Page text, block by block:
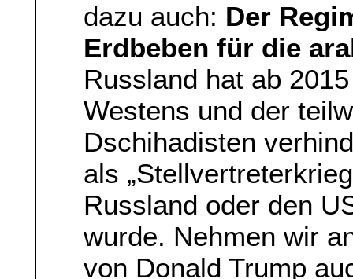
dazu auch: Der
Erdbeben für die
Russland hat ab
Westens und der
Dschihadisten
als
Russland oder den
wurde. Nehmen wir
von Donald Trump